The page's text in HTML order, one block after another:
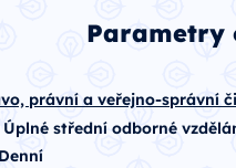
Parametry
právní a veřejno-správní
Úplné střední odborné
Denní